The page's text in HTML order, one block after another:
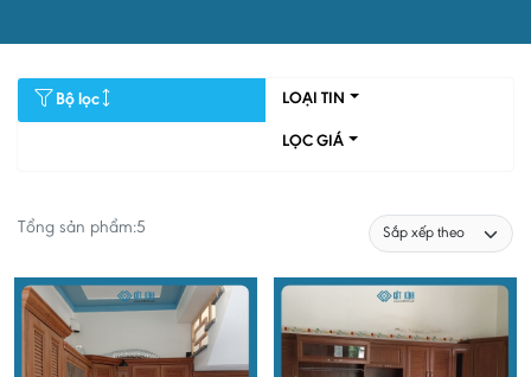
Bộ lọc LOẠI TIN
LỌC GIÁ
Tổng sản phẩm:5